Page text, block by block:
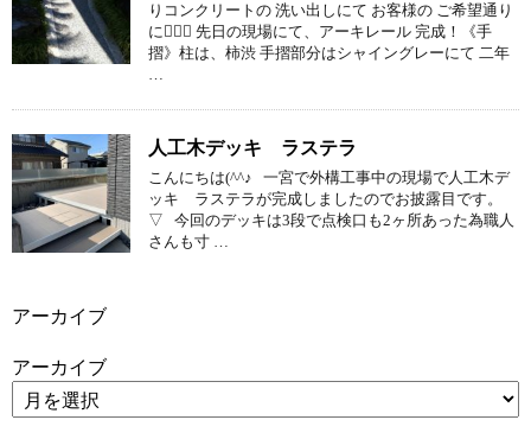
りコンクリートの 洗い出しにて お客様の ご希望通り
に 先日の現場にて、アーキレール 完成！《手
摺》柱は、柿渋 手摺部分はシャイングレーにて 二年
…
人工木デッキ ラステラ
こんにちは(^^♪ 一宮で外構工事中の現場で人工木デ
ッキ ラステラが完成しましたのでお披露目です。
▽ 今回のデッキは3段で点検口も2ヶ所あった為職人
さんも寸 …
アーカイブ
アーカイブ